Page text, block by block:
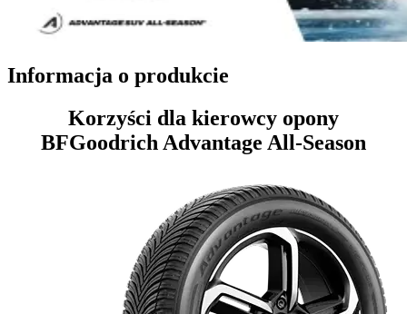
Informacja o produkcie
Korzyści dla kierowcy opony
BFGoodrich Advantage All-Season